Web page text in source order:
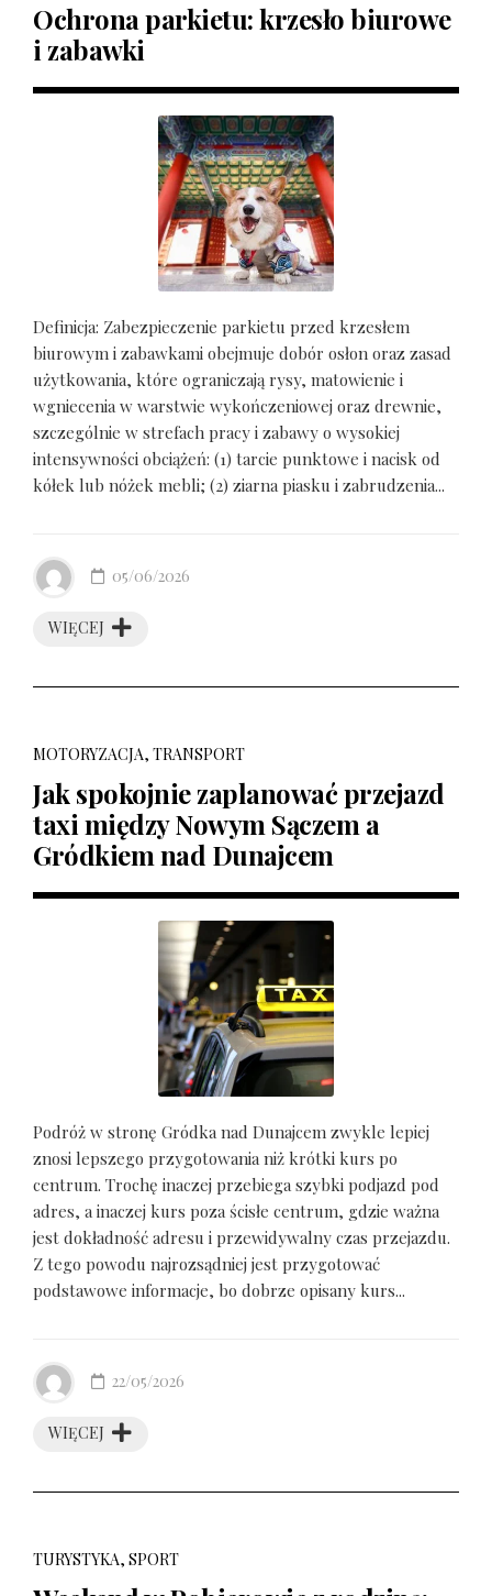
Ochrona parkietu: krzesło biurowe
i zabawki
Definicja: Zabezpieczenie parkietu przed krzesłem
biurowym i zabawkami obejmuje dobór osłon oraz zasad
użytkowania, które ograniczają rysy, matowienie i
wgniecenia w warstwie wykończeniowej oraz drewnie,
szczególnie w strefach pracy i zabawy o wysokiej
intensywności obciążeń: (1) tarcie punktowe i nacisk od
kółek lub nóżek mebli; (2) ziarna piasku i zabrudzenia...
WIĘCEJ
05/06/2026
MOTORYZACJA, TRANSPORT
Jak spokojnie zaplanować przejazd
taxi między Nowym Sączem a
Gródkiem nad Dunajcem
Podróż w stronę Gródka nad Dunajcem zwykle lepiej
znosi lepszego przygotowania niż krótki kurs po
centrum. Trochę inaczej przebiega szybki podjazd pod
adres, a inaczej kurs poza ścisłe centrum, gdzie ważna
jest dokładność adresu i przewidywalny czas przejazdu.
Z tego powodu najrozsądniej jest przygotować
podstawowe informacje, bo dobrze opisany kurs...
WIĘCEJ
22/05/2026
TURYSTYKA, SPORT